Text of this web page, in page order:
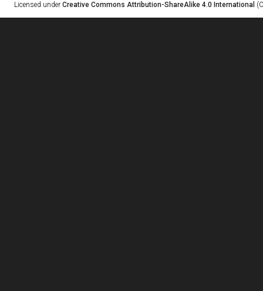
Licensed under Creative Commons Attribution-ShareAlike 4.0 International